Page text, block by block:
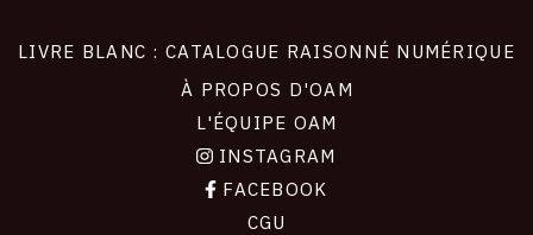
LIVRE BLANC : CATALOGUE RAISONNÉ NUMÉRIQUE
À PROPOS D'OAM
L'ÉQUIPE OAM
INSTAGRAM
FACEBOOK
CGU